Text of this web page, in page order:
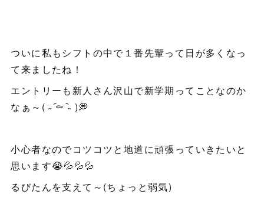
ついに私もシフトの中で１番先輩って日が多くなっ
て来ましたね！
エントリーも新人さん沢山で新学期ってことなのか
なぁ～( ˶ ᷇⚰︎ ᷆˵ )💭
小心者なのでコツコツと地道に頑張っていきたいと
思います😭💦💦💦
るびたんを支えて～(ちょっと弱気)